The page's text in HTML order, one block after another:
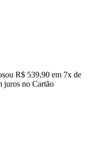
ou R$ 539,90 em 7x de
juros no Cartão